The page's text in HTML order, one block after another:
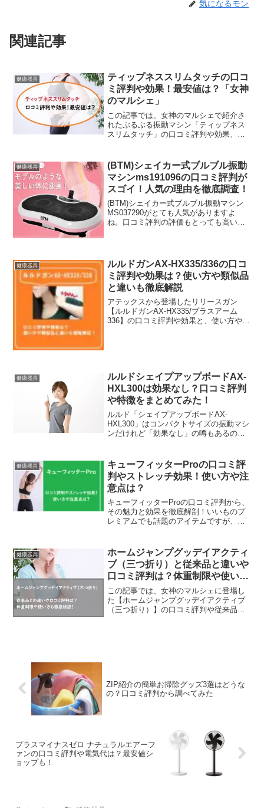
気になるモン
関連記事
健康器具
ティップネススリムタッチの口コ
ミ評判や効果！最安値は？「女神
のマルシェ」
この記事では、女神のマルシェで紹介さ
れたぶるぶる振動マシン「ティップネス
スリムタッチ」の口コミ評判や効果、価
ではなく、脚に挟んだり、気になる部分
にあててブルブルエクササ...
健康器具
(BTM)シェイカー式ブルブル振動
マシンms191096の口コミ評判が
スゴイ！人気の理由を徹底調査！
(BTM)シェイカー式ブルブル振動マシン
MS037290がとても人気がありますよ
ね。口コミ評判の評価もとっても高いの
ミ評判をまとめながらご紹介していきた
いと思います。買おうか迷ってる人もぜ
ひご覧ください。
健康器具
ルルドガンAX-HX335/336の口コ
ミ評判や効果は？使い方や類似品
と違いも徹底解説
アテックスから登場したリリースガン
【ルルドガンAX-HX335/プラスアーム
336】の口コミ評判や効果と、使い方や類
健康器具
ルルドシェイプアップボードAX-
HXL300は効果なし？口コミ評判
や特徴をまとめてみた！
ルルド「シェイプアップボードAX-
HXL300」はコンパクトサイズの振動マシ
ンだけれど「効果なし」の噂もあるので
イプアップボードAX-HXL300」の特徴や
機能、そして実際に購入した人の口コミ
評判などまとめてみました。これから買
おうか悩んでる人も参考にしてくださ
い。
健康器具
キューフィッターProの口コミ評
判やストレッチ効果！使い方や注
意点は？
キューフィッターProの口コミ評判から、
その魅力と効果を徹底解剖！いいものプ
レミアムでも話題のアイテムですが、本
を比較しながら、購入を検討している方
へのヒントをお届けします。
健康器具
ホームジャンプグッデイアクティ
ブ（三つ折り）と従来品と違いや
口コミ評判は？体重制限や使い方
も徹底検証！
この記事では、女神のマルシェに登場し
た【ホームジャンプグッデイアクティブ
（三つ折り）】の口コミ評判や従来品と
ZIP紹介の簡単お掃除グッズ3選はどうな
の？口コミ評判から調べてみた
プラスマイナスゼロ ナチュラルエアーフ
ァンの口コミ評判や電気代は？最安値シ
ョップも！